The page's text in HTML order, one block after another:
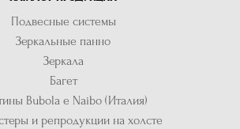
Подвесные системы
Зеркальные панно
Зеркала
Багет
Bubola e Naibo (Италия)
и репродукции на холсте